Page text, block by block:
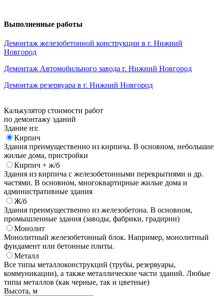
Выполненные работы
Демонтаж железобетонной конструкции в г. Нижний
Новгород
Демонтаж Автомобильного завода г. Нижний Новгород
Демонтаж резервуара в г. Нижний Новгород
Калькулятор стоимости работ
по демонтажу зданий
Здание из:
Кирпич
Здания преимущественно из кирпича. В основном, небольшие
жилые дома, пристройки
Кирпич + ж/б
Здания из кирпича с железобетонными перекрытиями и др.
частями. В основном, многоквартирные жилые дома и
административные здания
Ж/б
Здания преимущественно из железобетона. В основном,
промышленные здания (заводы, фабрики, градирни)
Монолит
Монолитный железобетонный блок. Например, монолитный
фундамент или бетонные плиты.
Металл
Все типы металлоконструкций (трубы, резервуары,
коммуникации), а также металлические части зданий. Любые
типы металлов (как черные, так и цветные)
Высота, м